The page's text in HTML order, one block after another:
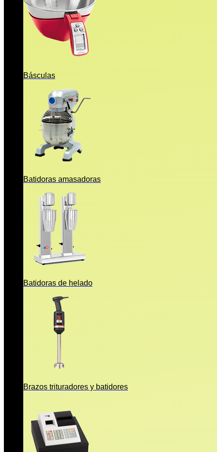
Básculas
Batidoras amasadoras
Batidoras de helado
Brazos trituradores y batidores